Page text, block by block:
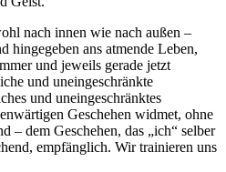
nach innen wie nach außen –
hingegeben ans atmende Leben,
und jeweils gerade jetzt
und uneingeschränkte
und uneingeschränktes
Geschehen widmet, ohne
– dem Geschehen, das „ich“ selber
empfänglich. Wir trainieren uns